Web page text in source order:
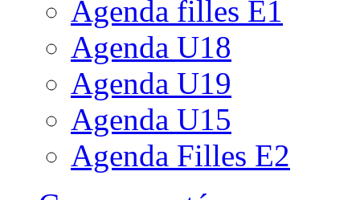
Agenda filles E1
Agenda U18
Agenda U19
Agenda U15
Agenda Filles E2